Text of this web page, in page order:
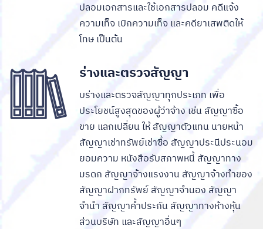
ปลอมเอกสารและใช้เอกสารปลอม คดีแจ้ง
ความเท็จ เบิกความเท็จ และคดียาเสพติดให้
โทษ เป็นต้น
ร่างและตรวจสัญญา
บร่างและตรวจสัญญาทุกประเภท เพื่อ
ประโยชน์สูงสุดของผู้ว่าจ้าง เช่น สัญญาซื้อ
ขาย แลกเปลี่ยน ให้ สัญญาตัวแทน นายหน้า
สัญญาเช่าทรัพย์เช่าซื้อ สัญญาประนีประนอม
ยอมความ หนังสือรับสภาพหนี้ สัญญาทาง
มรดก สัญญาจ้างแรงงาน สัญญาจ้างทำของ
สัญญาฝากทรัพย์ สัญญาจำนอง สัญญา
จำนำ สัญญาค้ำประกัน สัญญาทางห้างหุ้น
ส่วนบริษัท และสัญญาอื่นๆ